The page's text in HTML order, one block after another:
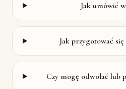
Jak umówić
Jak przygotować
Czy mogę odwołać lub